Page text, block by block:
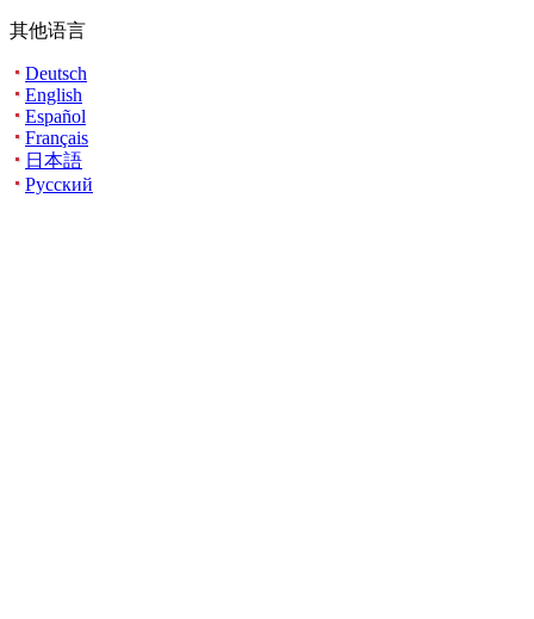
其他语言
Deutsch
English
Español
Français
日本語
Русский